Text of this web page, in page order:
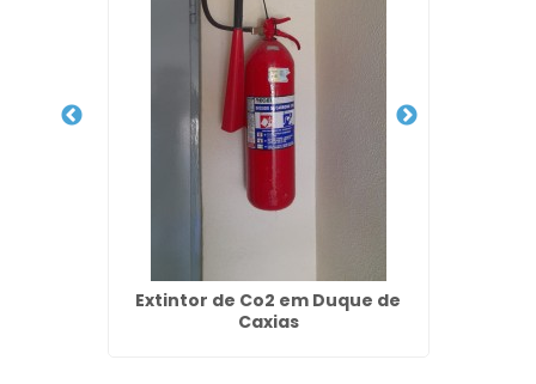
Extintor de Co2 em Duque de
Caxias